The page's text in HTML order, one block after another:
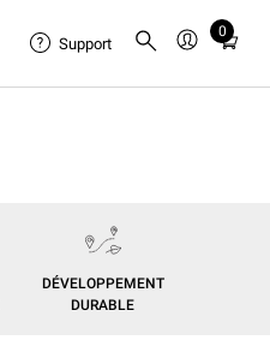
Support
0
Total
in
DÉVELOPPEMENT
DURABLE